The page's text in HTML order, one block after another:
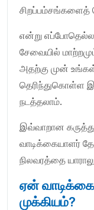
சிறப்பம்சங்களைத்
என்று
சேவையில்
அதற்கு முன்
தெரிந்துகொள்ள
நடத்தலாம்.
இவ்வாறான
வாடிக்கையாளர்
நிலவரத்தை
ஏன்
முக்கியம்?